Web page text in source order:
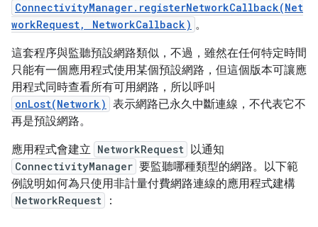
ConnectivityManager.registerNetworkCallback(Net
workRequest, NetworkCallback) 。
這套程序與監聽預設網路類似，不過，雖然在任何特定時間
只能有一個應用程式使用某個預設網路，但這個版本可讓應
用程式同時查看所有可用網路，所以呼叫
onLost(Network) 表示網路已永久中斷連線，不代表它不
再是預設網路。
應用程式會建立 NetworkRequest 以通知
ConnectivityManager 要監聽哪種類型的網路。以下範
例說明如何為只使用非計量付費網路連線的應用程式建構
NetworkRequest ：